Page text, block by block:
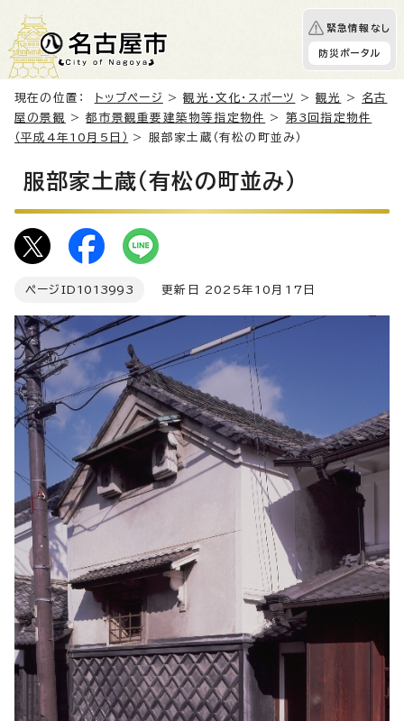
緊急情報なし
防災ポータル
現在の位置： トップページ >観光・文化・スポーツ >観光 > 名古
屋の景観
>都市景観重要建築物等指定物件 > 第3回指定物件
（平成4年10月5日）
> 服部家土蔵（有松の町並み）
服部家土蔵（有松の町並み）
ページID 1013993 更新日 2025年10月17日